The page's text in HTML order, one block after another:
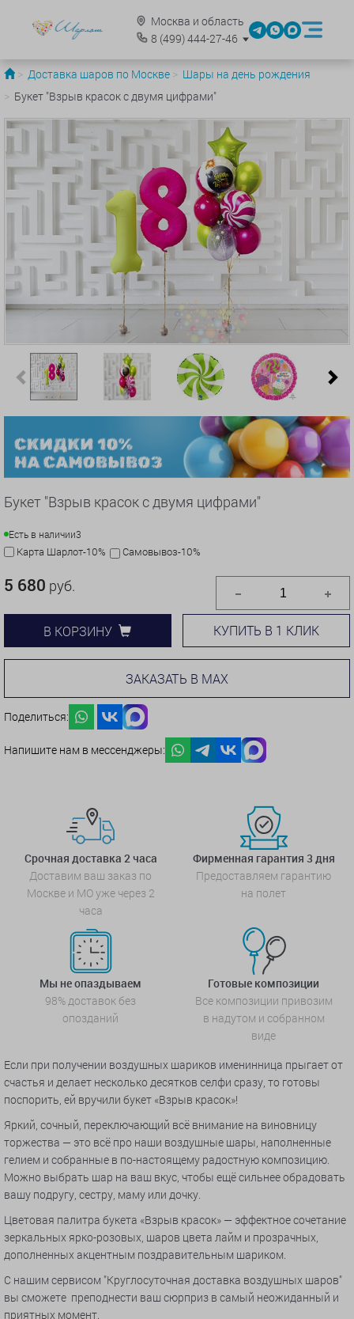
Москва и область
8 (499)444-27-46
Доставка шаров по Москве
Шары на день рождения
Букет "Взрыв красок с двумя цифрами"
Previous
Букет "Взрыв красок с двумя цифрами"
Есть в наличии3
Карта Шарлот-10% Самовывоз-10%
5 680 руб.
В КОРЗИНУ КУПИТЬ В 1 КЛИК
ЗАКАЗАТЬ В MAX
Поделиться:
Напишите нам в мессенджеры:
Срочная доставка 2 часа
Доставим ваш заказ по
Москве и МО уже через 2
часа
Фирменная гарантия 3 дня
Предоставляем гарантию
на полет
Мы не опаздываем
98% доставок без
опозданий
Готовые композиции
Все композиции привозим
в надутом и собранном
виде
Если при получении воздушных шариков именинница прыгает от
счастья и делает несколько десятков селфи сразу, то готовы
поспорить, ей вручили букет «Взрыв красок»!
Яркий, сочный, переключающий всё внимание на виновницу
торжества — это всё про наши воздушные шары, наполненные
гелием и собранные в по-настоящему радостную композицию.
Можно выбрать шар на ваш вкус, чтобы ещё сильнее обрадовать
вашу подругу, сестру, маму или дочку.
Цветовая палитра букета «Взрыв красок» — эффектное сочетание
зеркальных ярко-розовых, шаров цвета лайм и прозрачных,
дополненных акцентным поздравительным шариком.
С нашим сервисом "Круглосуточная доставка воздушных шаров"
вы сможете преподнести ваш сюрприз в самый неожиданный и
приятных момент.